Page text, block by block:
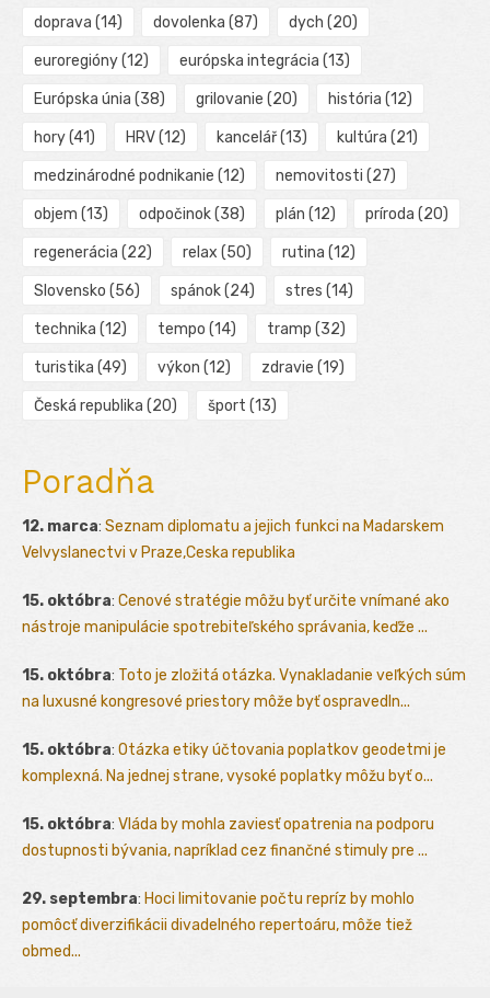
doprava (14) dovolenka (87) dych (20)
euroregióny(12) európska integrácia (13)
Európska únia (38) grilovanie (20) história (12)
hory(41) HRV(12) kancelář(13) kultúra (21)
medzinárodné podnikanie (12) nemovitosti (27)
objem (13) odpočinok(38) plán (12) príroda (20)
regenerácia (22) relax (50) rutina (12)
Slovensko (56) spánok(24) stres (14)
technika (12) tempo (14) tramp (32)
turistika (49) výkon (12) zdravie (19)
Česká republika (20) šport (13)
Poradňa
12. marca: Seznam diplomatu a jejich funkci na Madarskem
Velvyslanectvi v Praze,Ceska republika
15. októbra: Cenové stratégie môžu byť určite vnímané ako
nástroje manipulácie spotrebiteľského správania, keďže ...
15. októbra: Toto je zložitá otázka. Vynakladanie veľkých súm
na luxusné kongresové priestory môže byť ospravedln...
15. októbra: Otázka etiky účtovania poplatkov geodetmi je
komplexná. Na jednej strane, vysoké poplatky môžu byť o...
15. októbra: Vláda by mohla zaviesť opatrenia na podporu
dostupnosti bývania, napríklad cez finančné stimuly pre ...
29. septembra: Hoci limitovanie počtu repríz by mohlo
pomôcť diverzifikácii divadelného repertoáru, môže tiež
obmed...